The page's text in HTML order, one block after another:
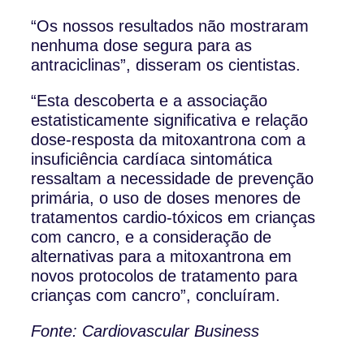
“Os nossos resultados não mostraram
nenhuma dose segura para as
antraciclinas”, disseram os cientistas.
“Esta descoberta e a associação
estatisticamente significativa e relação
dose-resposta da mitoxantrona com a
insuficiência cardíaca sintomática
ressaltam a necessidade de prevenção
primária, o uso de doses menores de
tratamentos cardio-tóxicos em crianças
com cancro, e a consideração de
alternativas para a mitoxantrona em
novos protocolos de tratamento para
crianças com cancro”, concluíram.
Fonte: Cardiovascular Business